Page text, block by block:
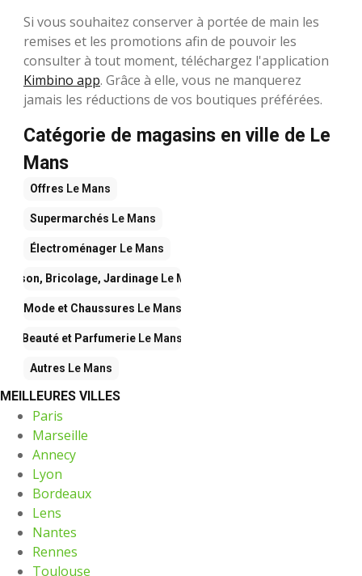
Si vous souhaitez conserver à portée de main les
remises et les promotions afin de pouvoir les
consulter à tout moment, téléchargez l'application
Kimbino app. Grâce à elle, vous ne manquerez
jamais les réductions de vos boutiques préférées.
Catégorie de magasins en ville de Le
Mans
Offres Le Mans
Supermarchés Le Mans
Électroménager Le Mans
Maison, Bricolage, Jardinage Le Mans
Mode et Chaussures Le Mans
Beauté et Parfumerie Le Mans
Autres Le Mans
MEILLEURES VILLES
Paris
Marseille
Annecy
Lyon
Bordeaux
Lens
Nantes
Rennes
Toulouse